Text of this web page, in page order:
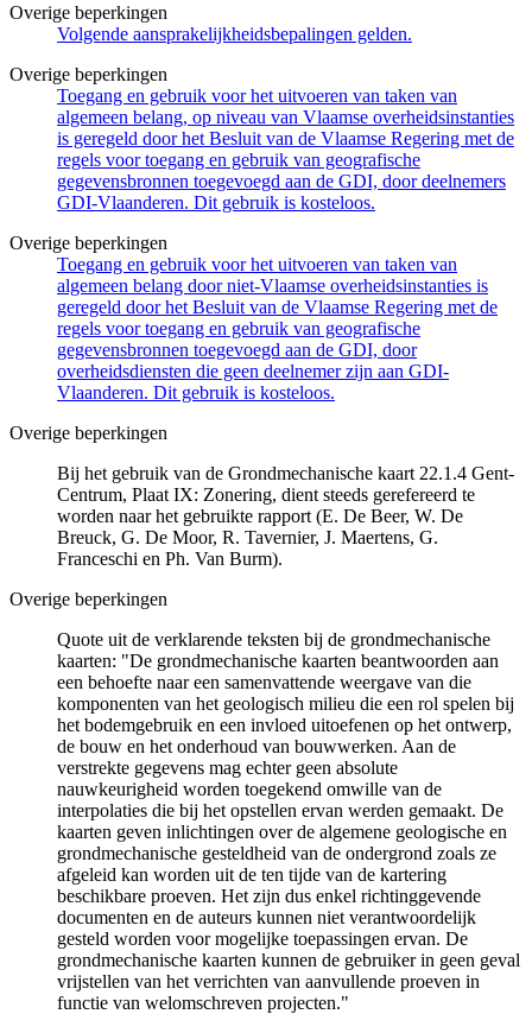
Overige beperkingen
Volgende aansprakelijkheidsbepalingen gelden.
Overige beperkingen
Toegang en gebruik voor het uitvoeren van taken van
algemeen belang, op niveau van Vlaamse overheidsinstanties
is geregeld door het Besluit van de Vlaamse Regering met de
regels voor toegang en gebruik van geografische
gegevensbronnen toegevoegd aan de GDI, door deelnemers
GDI-Vlaanderen. Dit gebruik is kosteloos.
Overige beperkingen
Toegang en gebruik voor het uitvoeren van taken van
algemeen belang door niet-Vlaamse overheidsinstanties is
geregeld door het Besluit van de Vlaamse Regering met de
regels voor toegang en gebruik van geografische
gegevensbronnen toegevoegd aan de GDI, door
overheidsdiensten die geen deelnemer zijn aan GDI-
Vlaanderen. Dit gebruik is kosteloos.
Overige beperkingen
Bij het gebruik van de Grondmechanische kaart 22.1.4 Gent-
Centrum, Plaat IX: Zonering, dient steeds gerefereerd te
worden naar het gebruikte rapport (E. De Beer, W. De
Breuck, G. De Moor, R. Tavernier, J. Maertens, G.
Franceschi en Ph. Van Burm).
Overige beperkingen
Quote uit de verklarende teksten bij de grondmechanische
kaarten: "De grondmechanische kaarten beantwoorden aan
een behoefte naar een samenvattende weergave van die
komponenten van het geologisch milieu die een rol spelen bij
het bodemgebruik en een invloed uitoefenen op het ontwerp,
de bouw en het onderhoud van bouwwerken. Aan de
verstrekte gegevens mag echter geen absolute
nauwkeurigheid worden toegekend omwille van de
interpolaties die bij het opstellen ervan werden gemaakt. De
kaarten geven inlichtingen over de algemene geologische en
grondmechanische gesteldheid van de ondergrond zoals ze
afgeleid kan worden uit de ten tijde van de kartering
beschikbare proeven. Het zijn dus enkel richtinggevende
documenten en de auteurs kunnen niet verantwoordelijk
gesteld worden voor mogelijke toepassingen ervan. De
grondmechanische kaarten kunnen de gebruiker in geen geval
vrijstellen van het verrichten van aanvullende proeven in
functie van welomschreven projecten."